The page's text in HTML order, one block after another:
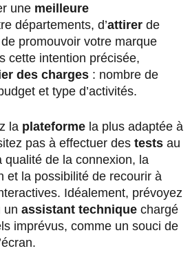
une meilleure
départements, d’attirer de
promouvoir votre marque
cette intention précisée,
des charges : nombre de
et type d’activités.
la plateforme la plus adaptée à
pas à effectuer des tests au
qualité de la connexion, la
et la possibilité de recourir à
Idéalement, prévoyez
un assistant technique chargé
imprévus, comme un souci de